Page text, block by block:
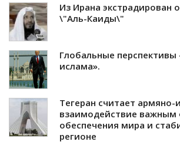
Из Ирана экстрадирован
\"Аль-Каиды\"
Глобальные перспективы
ислама».
Тегеран считает армяно-
взаимодействие важным
обеспечения мира и
регионе